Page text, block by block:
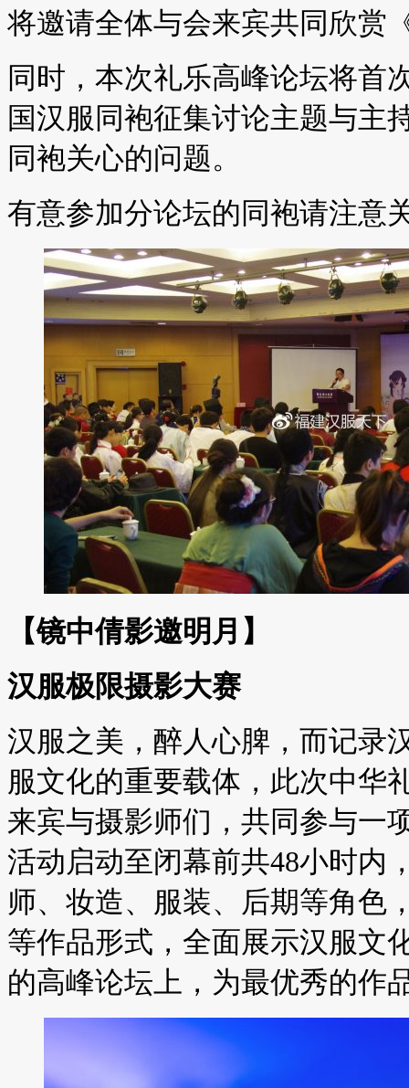
将邀请全体与会来宾共同欣赏
同时，本次礼乐高峰论坛将首
国汉服同袍征集讨论主题与主
同袍关心的问题。
有意参加分论坛的同袍请注意
【镜中倩影邀明月】
汉服极限摄影大赛
汉服之美，醉人心脾，而记录
服文化的重要载体，此次中华
来宾与摄影师们，共同参与一
活动启动至闭幕前共48小时内
师、妆造、服装、后期等角色
等作品形式，全面展示汉服文
的高峰论坛上，为最优秀的作